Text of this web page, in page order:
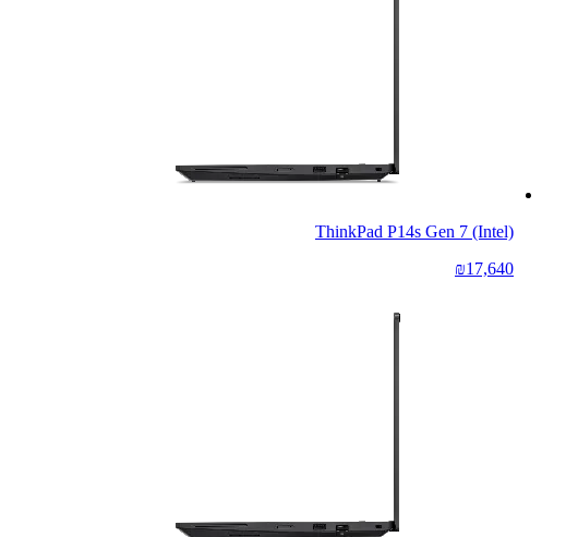
ThinkPad P14s Gen 7 (Intel)
₪17,640